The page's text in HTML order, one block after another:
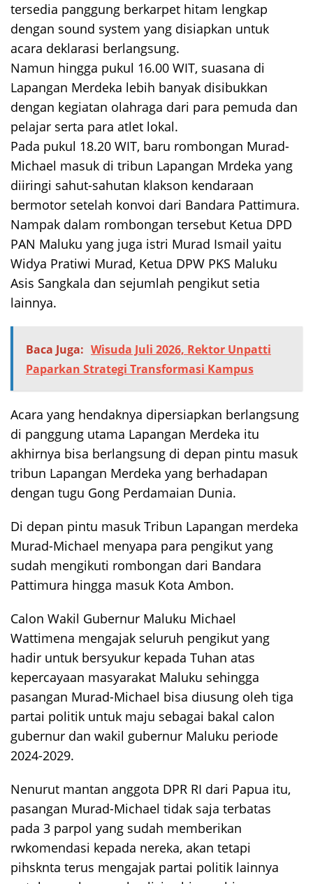
tersedia panggung berkarpet hitam lengkap
dengan sound system yang disiapkan untuk
acara deklarasi berlangsung.
Namun hingga pukul 16.00 WIT, suasana di
Lapangan Merdeka lebih banyak disibukkan
dengan kegiatan olahraga dari para pemuda dan
pelajar serta para atlet lokal.
Pada pukul 18.20 WIT, baru rombongan Murad-
Michael masuk di tribun Lapangan Mrdeka yang
diiringi sahut-sahutan klakson kendaraan
bermotor setelah konvoi dari Bandara Pattimura.
Nampak dalam rombongan tersebut Ketua DPD
PAN Maluku yang juga istri Murad Ismail yaitu
Widya Pratiwi Murad, Ketua DPW PKS Maluku
Asis Sangkala dan sejumlah pengikut setia
lainnya.
Baca Juga: Wisuda Juli 2026, Rektor Unpatti
Paparkan Strategi Transformasi Kampus
Acara yang hendaknya dipersiapkan berlangsung
di panggung utama Lapangan Merdeka itu
akhirnya bisa berlangsung di depan pintu masuk
tribun Lapangan Merdeka yang berhadapan
dengan tugu Gong Perdamaian Dunia.
Di depan pintu masuk Tribun Lapangan merdeka
Murad-Michael menyapa para pengikut yang
sudah mengikuti rombongan dari Bandara
Pattimura hingga masuk Kota Ambon.
Calon Wakil Gubernur Maluku Michael
Wattimena mengajak seluruh pengikut yang
hadir untuk bersyukur kepada Tuhan atas
kepercayaan masyarakat Maluku sehingga
pasangan Murad-Michael bisa diusung oleh tiga
partai politik untuk maju sebagai bakal calon
gubernur dan wakil gubernur Maluku periode
2024-2029.
Nenurut mantan anggota DPR RI dari Papua itu,
pasangan Murad-Michael tidak saja terbatas
pada 3 parpol yang sudah memberikan
rwkomendasi kepada nereka, akan tetapi
pihsknta terus mengajak partai politik lainnya